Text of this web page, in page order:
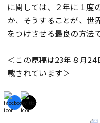
に関しては、２年に１度
か、そうすることが、世
をつけさせる最良の方法
＜この原稿は23年８月
載されています＞